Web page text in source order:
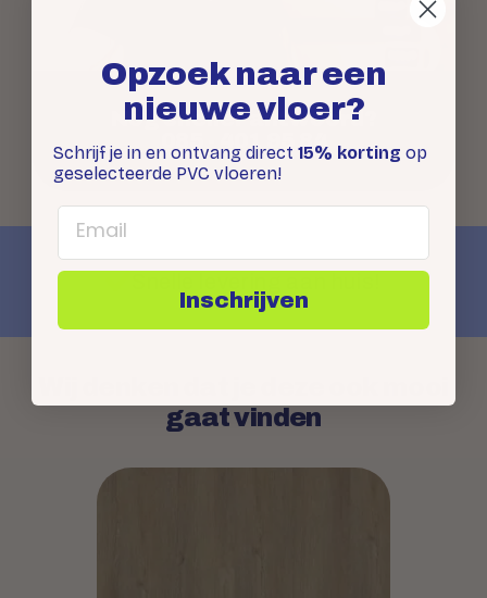
Nog sneller antwoord?
085 - 401 95 84
gaat vinden
Opzoek naar een
nieuwe vloer?
Schrijf je in en ontvang direct 15% korting op
geselecteerde PVC vloeren!
Email
Inschrijven